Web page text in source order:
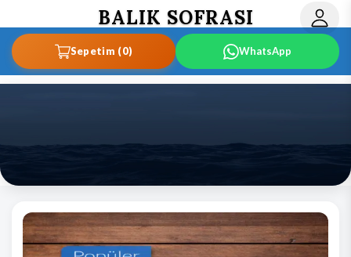
BALIK SOFRASI
Sepetim (0) WhatsApp